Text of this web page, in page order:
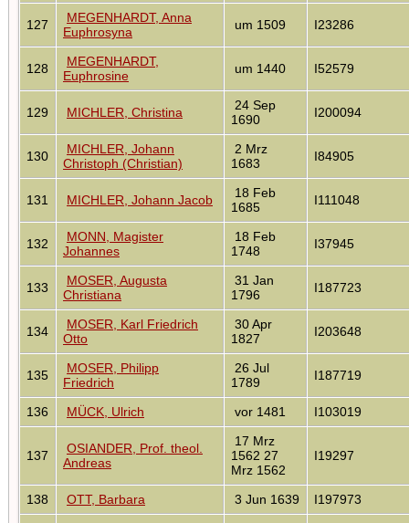
127
MEGENHARDT, Anna
Euphrosyna
um 1509 I23286
128
MEGENHARDT,
Euphrosine
um 1440 I52579
129 MICHLER, Christina
24 Sep
1690
I200094
130
MICHLER, Johann
Christoph (Christian)
2 Mrz
1683
I84905
131 MICHLER, Johann Jacob
18 Feb
1685
I111048
132
MONN, Magister
Johannes
18 Feb
1748
I37945
133
MOSER, Augusta
Christiana
31 Jan
1796
I187723
134
MOSER, Karl Friedrich
Otto
30 Apr
1827
I203648
135
MOSER, Philipp
Friedrich
26 Jul
1789
I187719
136 MÜCK, Ulrich vor 1481 I103019
137
OSIANDER, Prof. theol.
Andreas
17 Mrz
1562 27
Mrz 1562
I19297
138 OTT, Barbara 3 Jun 1639
I197973